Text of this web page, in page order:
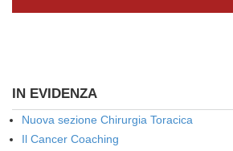
IN EVIDENZA
Nuova sezione Chirurgia Toracica
Il Cancer Coaching